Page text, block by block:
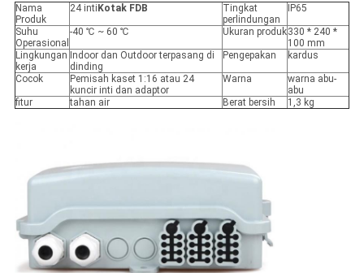
Nama
Produk
24 inti Kotak FDB
Tingkat
perlindungan
IP65
Suhu
Operasional
-40 ℃ ~ 60 ℃ Ukuran produk330 * 240 *
100 mm
Lingkungan
kerja
Indoor dan Outdoor terpasang di
dinding
Pengepakan kardus
Cocok
Pemisah kaset 1:16 atau 24
kuncir inti dan adaptor
Warna
warna abu-
abu
fitur
tahan air Berat bersih 1,3 kg